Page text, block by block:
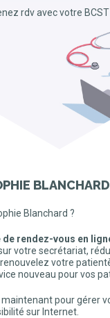
rdv avec votre
BLANCHARD
Blanchard ?
de rendez-vous en
votre secrétariat,
votre
nouveau pour vos
maintenant pour gérer
sur Internet.